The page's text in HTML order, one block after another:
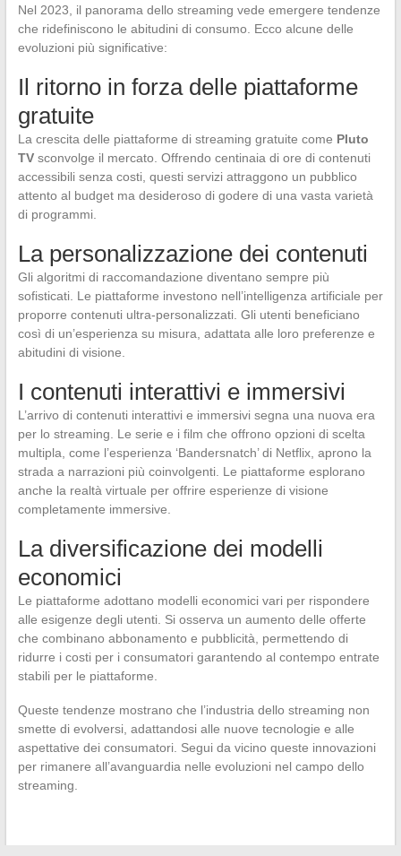
Nel 2023, il panorama dello streaming vede emergere tendenze
che ridefiniscono le abitudini di consumo. Ecco alcune delle
evoluzioni più significative:
Il ritorno in forza delle piattaforme
gratuite
La crescita delle piattaforme di streaming gratuite come Pluto
TVsconvolge il mercato. Offrendo centinaia di ore di contenuti
accessibili senza costi, questi servizi attraggono un pubblico
attento al budget ma desideroso di godere di una vasta varietà
di programmi.
La personalizzazione dei contenuti
Gli algoritmi di raccomandazione diventano sempre più
sofisticati. Le piattaforme investono nell’intelligenza artificiale per
proporre contenuti ultra-personalizzati. Gli utenti beneficiano
così di un’esperienza su misura, adattata alle loro preferenze e
abitudini di visione.
I contenuti interattivi e immersivi
L’arrivo di contenuti interattivi e immersivi segna una nuova era
per lo streaming. Le serie e i film che offrono opzioni di scelta
multipla, come l’esperienza ‘Bandersnatch’ di Netflix, aprono la
strada a narrazioni più coinvolgenti. Le piattaforme esplorano
anche la realtà virtuale per offrire esperienze di visione
completamente immersive.
La diversificazione dei modelli
economici
Le piattaforme adottano modelli economici vari per rispondere
alle esigenze degli utenti. Si osserva un aumento delle offerte
che combinano abbonamento e pubblicità, permettendo di
ridurre i costi per i consumatori garantendo al contempo entrate
stabili per le piattaforme.
Queste tendenze mostrano che l’industria dello streaming non
smette di evolversi, adattandosi alle nuove tecnologie e alle
aspettative dei consumatori. Segui da vicino queste innovazioni
per rimanere all’avanguardia nelle evoluzioni nel campo dello
streaming.